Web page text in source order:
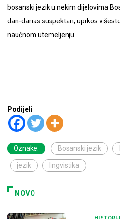
bosanski jezik u nekim dijelovima
dan-danas suspektan, uprkos
naučnom utemeljenju.
Podijeli
Oznake: Bosanski jezik
jezik lingvistika
NOVO